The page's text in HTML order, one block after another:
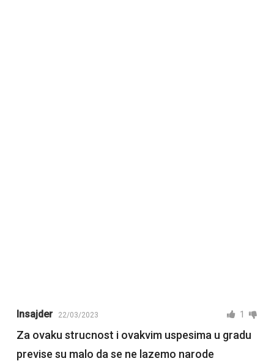
Insajder 22/03/2023 1
Za ovaku strucnost i ovakvim uspesima u gradu
previse su malo da se ne lazemo narode